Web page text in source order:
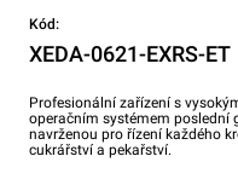
Kód:
XEDA-0621-EXRS-ET
Profesionální zařízení s
operačním systémem poslední
navrženou pro řízení každého
cukrářství a pekařství.